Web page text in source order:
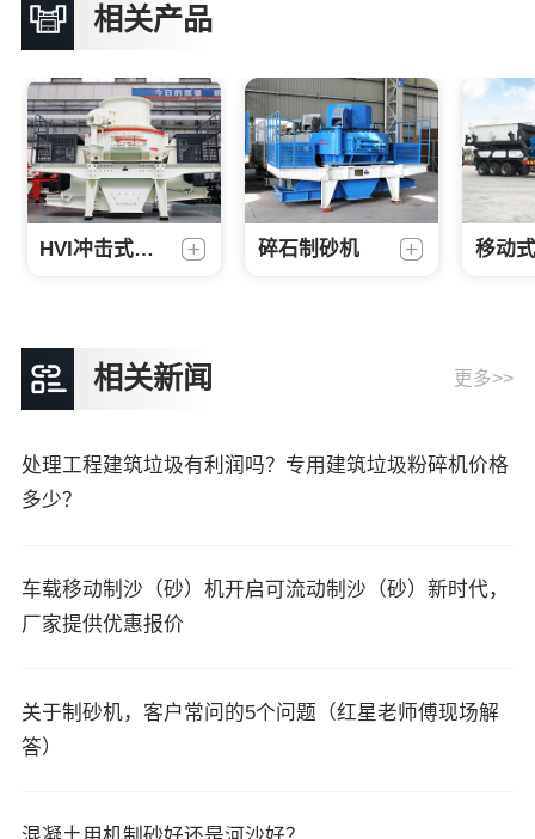
相关产品
HVI冲击式制砂机 碎石制砂机 移动
相关新闻 更多>>
处理工程建筑垃圾有利润吗？专用建筑垃圾粉碎机价格
多少？
车载移动制沙（砂）机开启可流动制沙（砂）新时代，
厂家提供优惠报价
关于制砂机，客户常问的5个问题（红星老师傅现场解
答）